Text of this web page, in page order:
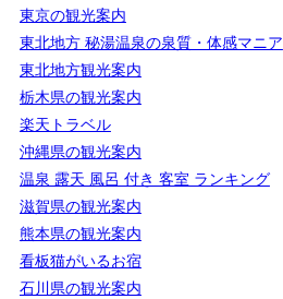
東京の観光案内
東北地方 秘湯温泉の泉質・体感マニア
東北地方観光案内
栃木県の観光案内
楽天トラベル
沖縄県の観光案内
温泉 露天 風呂 付き 客室 ランキング
滋賀県の観光案内
熊本県の観光案内
看板猫がいるお宿
石川県の観光案内